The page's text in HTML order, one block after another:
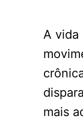
A vida
mais